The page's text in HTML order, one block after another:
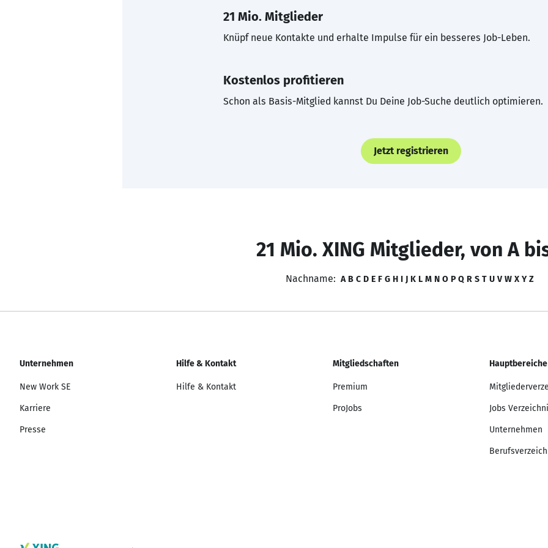
21 Mio. Mitglieder
Knüpf neue Kontakte und erhalte Impulse für ein besseres Job-Leben.
Kostenlos profitieren
Schon als Basis-Mitglied kannst Du Deine Job-Suche deutlich optimieren.
Jetzt registrieren
21 Mio. XING Mitglieder, von A
Nachname: A B C D E F G H I J K L M N O P Q R S T U V W X Y Z
Unternehmen
New Work SE
Karriere
Presse
Hilfe & Kontakt
Hilfe & Kontakt
Mitgliedschaften
Premium
ProJobs
Hauptbereiche
Jobs
Unternehmen